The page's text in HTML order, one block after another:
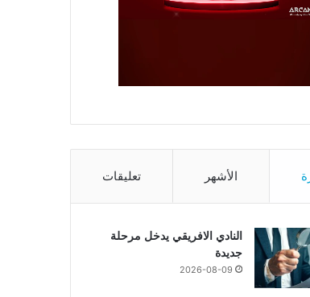
الأشهر تعليقات
النادي الافريقي يدخل مرحلة
جديدة
2026-08-09